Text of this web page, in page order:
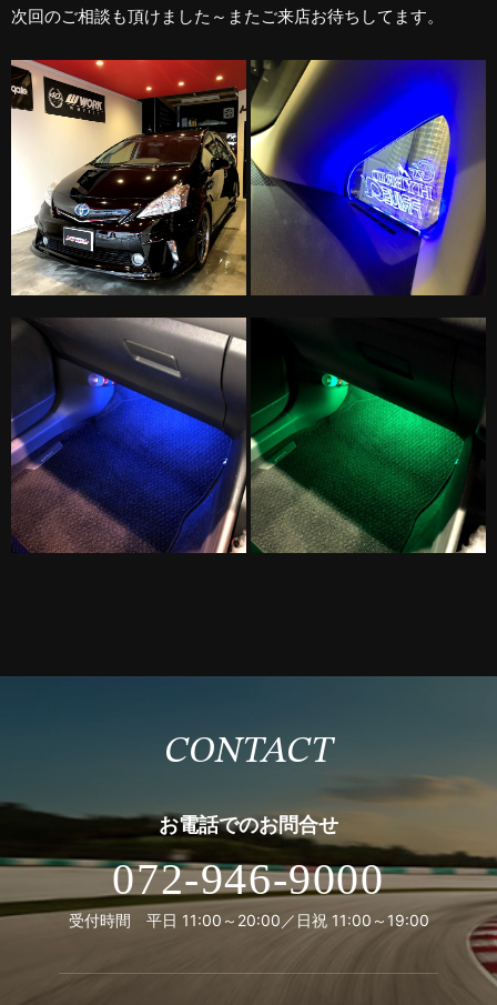
次回のご相談も頂けました～またご来店お待ちしてます。
CONTACT
お電話でのお問合せ
072-946-9000
受付時間 平日 11:00～20:00／日祝 11:00～19:00